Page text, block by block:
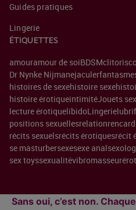
Guides pratiques
Lingerie
ÉTIQUETTES
amouramour de soiBDSMclitoris
Dr Nynke Nijmanejaculer
histoires de sexehistoire sexe
histoire érotiqueintimitéJouets
lecture érotiquelibidoLingerie
positions sexuellesrelationrencard
récits sexuelsrécits érotiquesrécit
se masturbersexesexe anal
sex toyssexualitévibromasseur
Sans oui, c’est non.